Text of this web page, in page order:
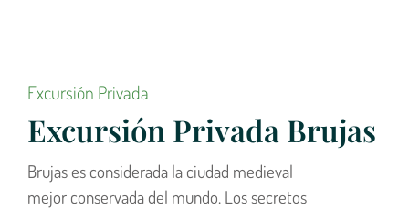
Excursión Privada
Excursión Privada Brujas
Brujas es considerada la ciudad medieval
mejor conservada del mundo. Los secretos